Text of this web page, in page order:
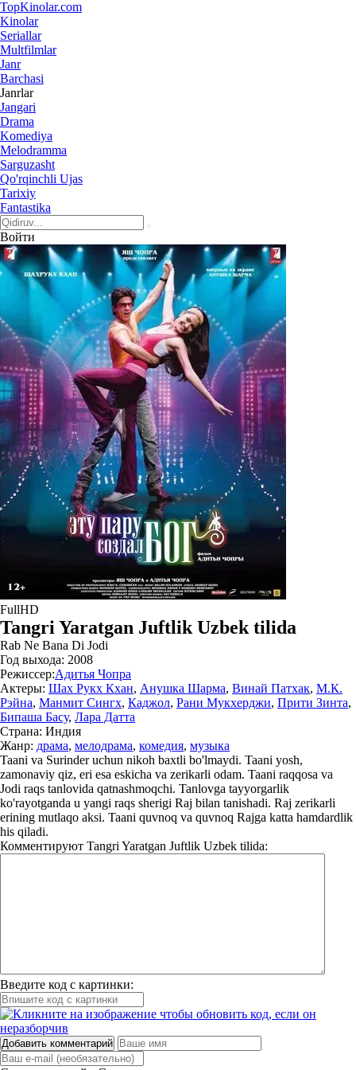
TopKinolar.com
Kinolar
Seriallar
Multfilmlar
Janr
Barchasi
Janrlar
Jangari
Drama
Komediya
Melodramma
Sarguzasht
Qo'rqinchli Ujas
Tarixiy
Fantastika
Войти
FullHD
Tangri Yaratgan Juftlik Uzbek tilida
Rab Ne Bana Di Jodi
Год выхода: 2008
Режиссер:Адитья Чопра
Актеры: Шах Рукх Кхан, Анушка Шарма, Винай Патхак, М.К.
Рэйна, Манмит Сингх, Каджол, Рани Мукхерджи, Прити Зинта,
Бипаша Басу, Лара Датта
Страна: Индия
Жанр: драма, мелодрама, комедия, музыка
Taani va Surinder uchun nikoh baxtli bo'lmaydi. Taani yosh,
zamonaviy qiz, eri esa eskicha va zerikarli odam. Taani raqqosa va
Jodi raqs tanlovida qatnashmoqchi. Tanlovga tayyorgarlik
ko'rayotganda u yangi raqs sherigi Raj bilan tanishadi. Raj zerikarli
erining mutlaqo aksi. Taani quvnoq va quvnoq Rajga katta hamdardlik
his qiladi.
Комментируют Tangri Yaratgan Juftlik Uzbek tilida:
Введите код с картинки:
Добавить комментарий